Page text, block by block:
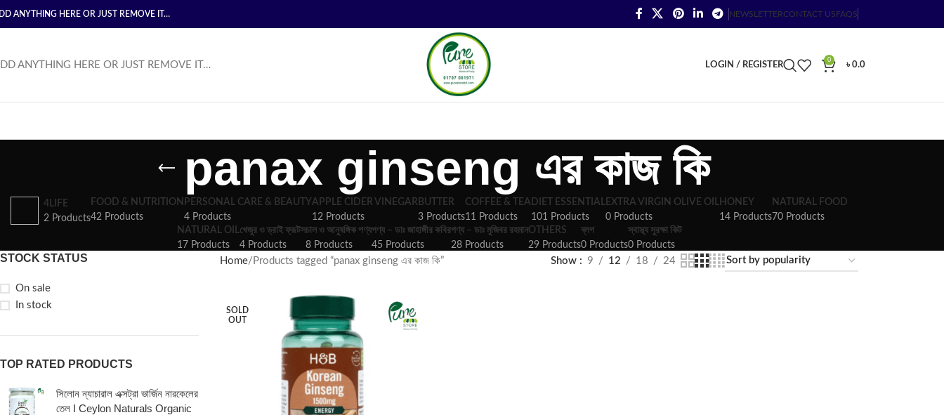
ANYTHING HERE OR JUST REMOVE IT… NEWSLETTERCONTACT USFAQS
ANYTHING HERE OR JUST REMOVE IT… LOGIN / REGISTER
0
৳0.0
panax ginseng এর কাজ কি
4LIFE
2 Products
FOOD & NUTRITION
42 Products
PERSONAL CARE & BEAUTY
4 Products
APPLE CIDER VINEGAR
12 Products
BUTTER
3 Products
COFFEE & TEA
11 Products
DIET ESSENTIAL
101 Products
EXTRA VIRGIN OLIVE OIL
0 Products
HONEY
14 Products
NATURAL FOOD
70 Products
NATURAL OIL
17 Products
খেজুর ও ড্রাই ফ্রূটস
4 Products
চাল ও আনুষঙ্গিক পণ্য
8 Products
পণ্য – ডাঃ জাহাঙ্গীর কবির
45 Products
পণ্য – ডাঃ মুজিবর রহমান
28 Products
OTHERS
29 Products
ব্লগ
0 Products
স্বাস্থ্য সুরক্ষা কিট
0 Products
STOCK STATUS
On sale
In stock
TOP RATED PRODUCTS
সিলোন ন্যাচারাল এক্সট্রা ভার্জিন নারকেলের
তেল I Ceylon Naturals Organic
Home Products tagged “panax ginseng এর কাজ কি” Show 9 12 18 24
SOLD
OUT